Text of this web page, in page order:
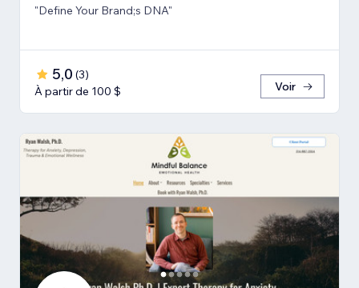
"Define Your Brand;s DNA"
5,0 (3)
À partir de 100 $
Voir